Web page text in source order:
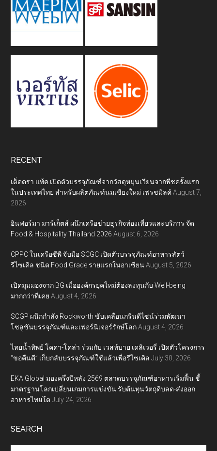
RECENT
เต็ดตรา แพ้ค เปิดตัวบรรจุภัณฑ์จากวัสดุหมุนเวียนจากพืชครั้งแรก
ในประเทศไทย สำหรับผลิตภัณฑ์นมเชียงใหม่ เฟรชมิลค์ August 7,
2026
อินฟอร์มา มาร์เก็ตส์ ผนึกเครือข่ายธุรกิจท่องเที่ยวและบริการ จัด
Food & Hospitality Thailand 2026 August 6, 2026
CPPC ในเครือซีพี จับมือ SCGC เปิดตัวบรรจุภัณฑ์อาหารสัตว์
รีไซเคิล ชนิด Food Grade รายแรกในอาเซียน August 5, 2026
เปิดมุมมองจาก BG เมื่อองค์กรยุคใหม่ต้องลงทุนกับ Well-being
มากกว่าที่เคย August 4, 2026
SCGP ผนึกกำลัง Rockworth ขับเคลื่อนกรีนดีไซน์ร่วมพัฒนา
โซลูชันบรรจุภัณฑ์และเฟอร์นิเจอร์รักษ์โลก August 4, 2026
ไทยน้ำทิพย์ โคคา-โคล่า ร่วมกับ เวสท์บาย เดลิเวอรี่ เปิดตัวโครงการ
“ขอคืนดี” เก็บกลับบรรจุภัณฑ์ใช้แล้วเพื่อรีไซเคิล July 30, 2026
EKA Global มองครึ่งปีหลัง 2569 ตลาดบรรจุภัณฑ์อาหารเริ่มฟื้น ชี้
มาตรฐานโลกเปลี่ยนเกมการแข่งขัน รับต้นทุนวัตถุดิบลด-ส่งออก
อาหารไทยโต July 24, 2026
SEARCH